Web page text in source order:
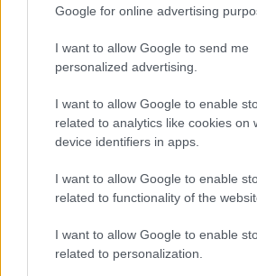
Google for online advertising
I want to allow Google to send me
personalized advertising.
I want to allow Google to enable
related to analytics like cookies on
device identifiers in apps.
I want to allow Google to enable
related to functionality of the
I want to allow Google to enable
related to personalization.
A hadműveletet az ekkor 52 éves
altengernagy irányította, aki
parancsnoka is volt. A
parancsnokai, Sansonetti és
altengernagyok, 5-6 évvel voltak
már az 1912-es olasz–török
torpedónaszád parancsnokaként
1934 között a londoni olasz
tengerészeti attaséja volt. 1936-
ellentengernagyi rangot, s a
nehézcirkálók osztagának